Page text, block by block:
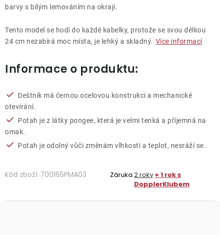
barvy s bílým lemováním na okraji.
Tento model se hodí do každé kabelky, protože se svou délkou
24 cm nezabírá moc místa, je lehký a skladný. Více informací
Informace o produktu:
Deštník má černou ocelovou konstrukci a mechanické
otevírání.
Potah je z látky pongee, která je velmi tenká a příjemná na
omak.
Potah je odolný vůči změnám vlhkosti a teplot, nesráží se.
Kód zboží: 700165PMA03 Záruka 2 roky + 1 rok s
DopplerKlubem